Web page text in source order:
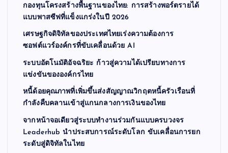
กองทุนโครงสร้างพื้นฐานของไทย: การสร้างพอร์ตรายได้
แบบพาสซีฟที่แข็งแกร่งในปี 2026
เศรษฐกิจดิจิทัลของประเทศไทยเร่งความต้องการ
ซอฟต์แวร์องค์กรที่ขับเคลื่อนด้วย AI
ระบบอัตโนมัติอัจฉริยะ ก้าวสู่ความได้เปรียบทางการ
แข่งขันขององค์กรไทย
หนี้ด้อยคุณภาพที่เพิ่มขึ้นส่งสัญญาณวิกฤตหนี้ครัวเรือนที่
กำลังคืบคลานเข้าสู่แกนกลางการเงินของไทย
จากหน้าจอเดียวสู่ระบบทำงานร่วมกันแบบครบวงจร
Leaderhub นำประสบการณ์ระดับโลก ขับเคลื่อนการยก
ระดับสู่ดิจิทัลในไทย